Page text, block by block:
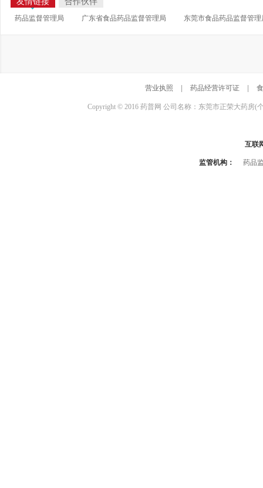
药品监督管理局 广东省食品药品监督管理局 东莞市食品药品监督管理
营业执照 药品经营许可证
Copyright © 2016 药普网 公司名称：东莞市正荣大药房(
互联
监管机构： 药品